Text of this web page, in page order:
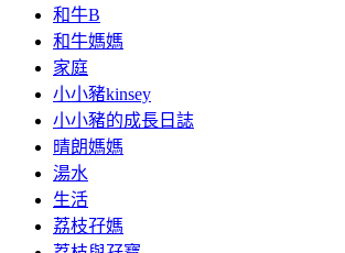
和牛B
和牛媽媽
家庭
小小豬kinsey
小小豬的成長日誌
晴朗媽媽
湯水
生活
荔枝孖媽